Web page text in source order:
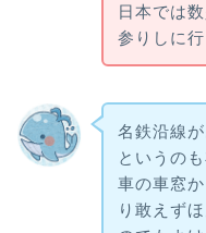
日本では
参りしに行
名鉄沿線が
というの
車の車窓
り敢えず